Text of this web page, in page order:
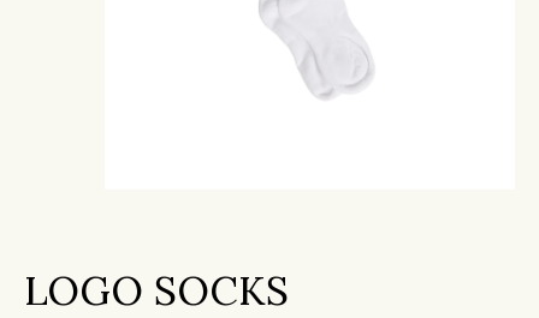
LOGO SOCKS